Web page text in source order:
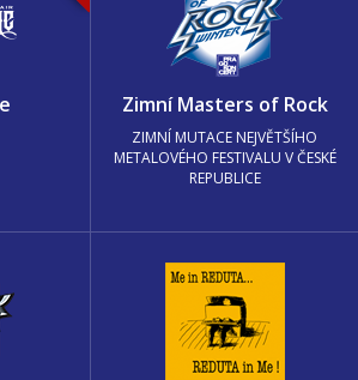
Zimní Masters of Rock
ZIMNÍ MUTACE NEJVĚTŠÍHO
METALOVÉHO FESTIVALU V ČESKÉ
REPUBLICE